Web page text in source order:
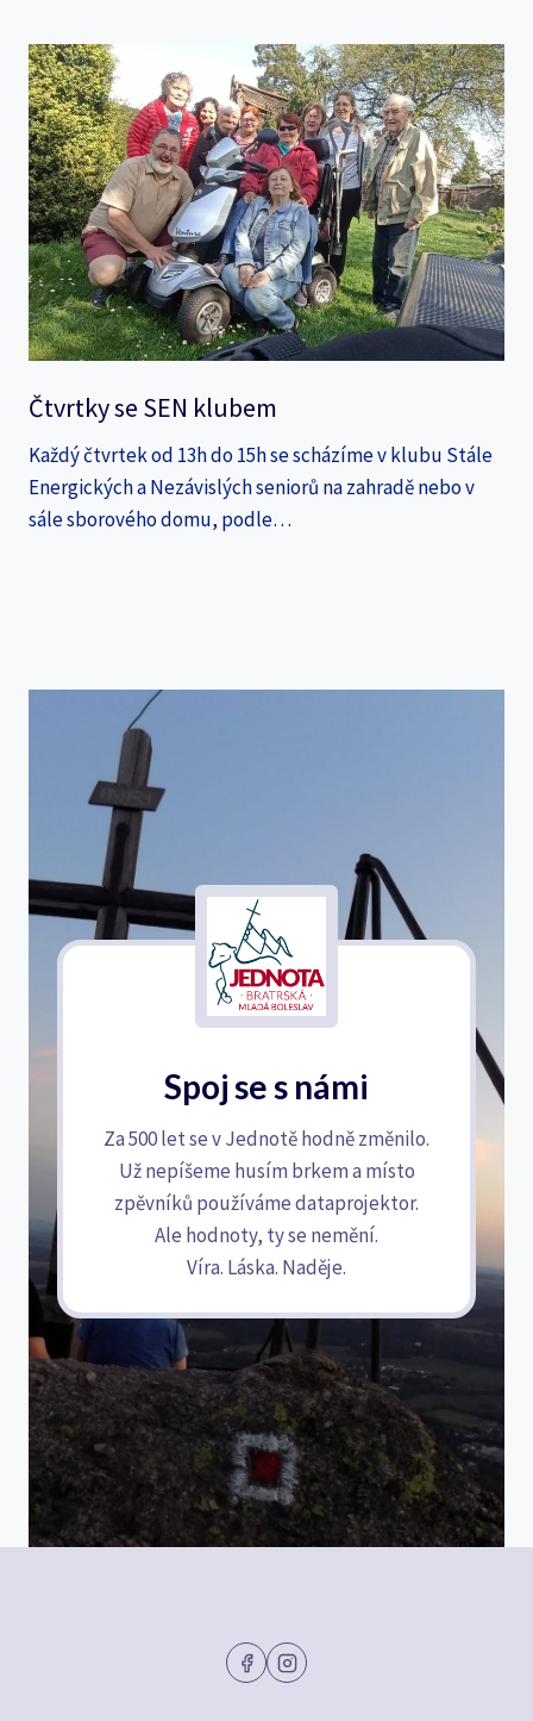
Čtvrtky se SEN klubem
Každý čtvrtek od 13h do 15h se scházíme v klubu Stále
Energických a Nezávislých seniorů na zahradě nebo v
sále sborového domu, podle…
Spoj se s námi
Za 500 let se v Jednotě hodně změnilo.
Už nepíšeme husím brkem a místo
zpěvníků používáme dataprojektor.
Ale hodnoty, ty se nemění.
Víra. Láska. Naděje.